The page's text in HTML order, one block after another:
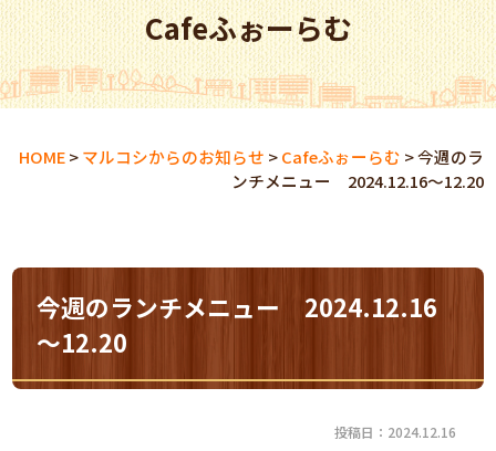
Cafeふぉーらむ
HOME>マルコシからのお知らせ >Cafeふぉーらむ >今週のラ
ンチメニュー 2024.12.16～12.20
今週のランチメニュー 2024.12.16
～12.20
投稿日：2024.12.16